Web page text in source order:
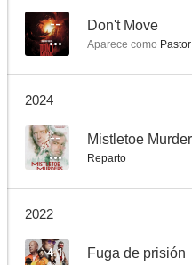
-- Don't Move
Aparece como
2024
-- Mistletoe
Reparto
2022
4.1 Fuga de prisión